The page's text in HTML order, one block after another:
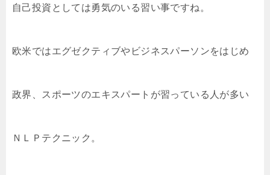
自己投資としては勇気のいる習い事ですね。
欧米ではエグゼクティブやビジネスパーソンをはじめ
政界、スポーツのエキスパートが習っている人が多い
ＮＬＰテクニック。